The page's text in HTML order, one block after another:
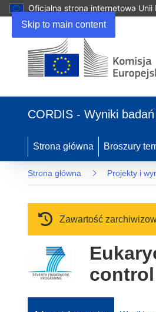
Skip to main content
Oficjalna strona internetowa Unii
CORDIS - Wyniki
Strona główna Broszury
Strona główna Projekty i
Zawartość